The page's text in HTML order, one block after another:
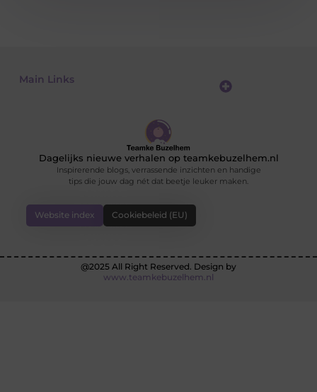
Main Links
Dagelijks nieuwe verhalen op teamkebuzelhem.nl
Inspirerende blogs, verrassende inzichten en handige
tips die jouw dag nét dat beetje leuker maken.
Website index Cookiebeleid (EU)
@2025 All Right Reserved. Design by
www.teamkebuzelhem.nl